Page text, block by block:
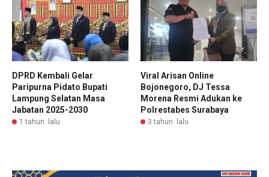
DPRD Kembali Gelar
Paripurna Pidato Bupati
Lampung Selatan Masa
Jabatan 2025-2030
1 tahun lalu
Viral Arisan Online
Bojonegoro, DJ Tessa
Morena Resmi Adukan ke
Polrestabes Surabaya
3 tahun lalu